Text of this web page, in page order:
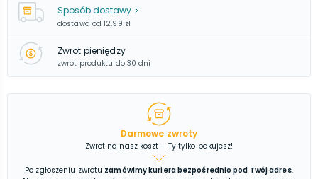
Sposób dostawy
dostawa od 12,99 zł
Zwrot pieniędzy
zwrot produktu do 30 dni
Darmowe zwroty
Zwrot na nasz koszt – Ty tylko pakujesz!
Po zgłoszeniu zwrotu zamówimy kuriera bezpośrednio pod Twój adres.